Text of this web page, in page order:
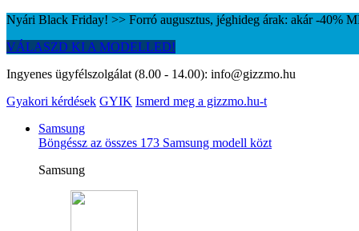
Nyári Black Friday! >> Forró augusztus, jéghideg árak: akár -40%
VÁLASZD KI A MODELLED!
Ingyenes ügyfélszolgálat (8.00 - 14.00): info@gizzmo.hu
Gyakori kérdések GYIK Ismerd meg a gizzmo.hu-t
Samsung
Böngéssz az összes 173 Samsung modell közt
Samsung